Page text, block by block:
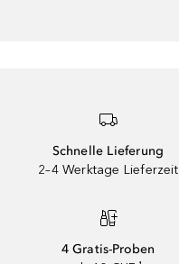
Schnelle Lieferung
2–4 Werktage Lieferzeit
4 Gratis-Proben